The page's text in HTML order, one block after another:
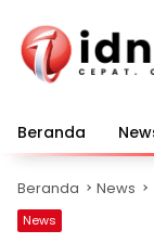
konten
Beranda
Beranda News
News